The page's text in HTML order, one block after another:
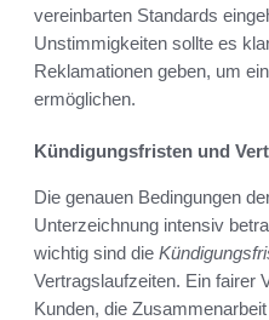
vereinbarten Standards
Unstimmigkeiten sollte es
Reklamationen geben, um
ermöglichen.
Kündigungsfristen und
Die genauen Bedingungen
Unterzeichnung intensiv
wichtig sind die
Vertragslaufzeiten. Ein fairer
Kunden, die